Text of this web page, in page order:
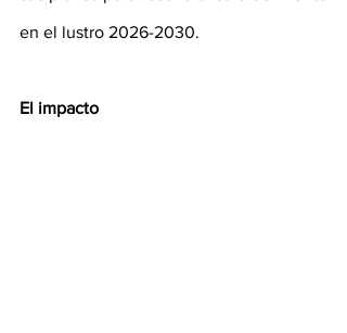
en el lustro 2026-2030.
El impacto